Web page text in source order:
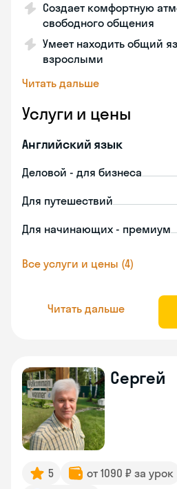
Создает комфортную
свободного общения
Умеет находить общий
взрослыми
Читать дальше
Услуги и цены
Английский язык
Деловой - для бизнеса
Для путешествий
Для начинающих - премиум
Все услуги и цены (4)
Читать дальше
Сергей
5 от 1090 ₽ за урок